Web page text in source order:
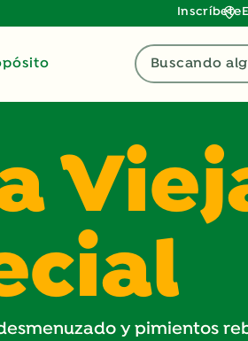
Inscríbete
Buscando
y pimientos